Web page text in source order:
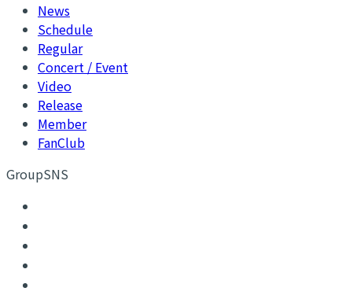
News
Schedule
Regular
Concert / Event
Video
Release
Member
FanClub
GroupSNS